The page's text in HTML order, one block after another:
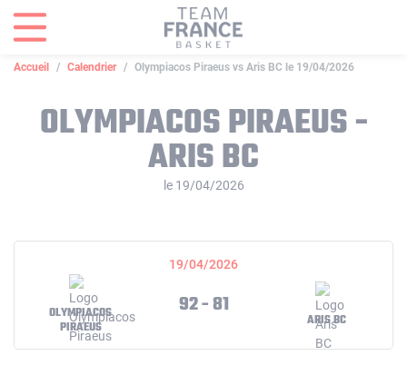
Accueil Calendrier Olympiacos Piraeus vs Aris BC le 19/04/2026
OLYMPIACOS PIRAEUS -
ARIS BC
le 19/04/2026
19/04/2026
OLYMPIACOS
PIRAEUS
92 - 81
ARIS BC
Panneau de gestion des cookies